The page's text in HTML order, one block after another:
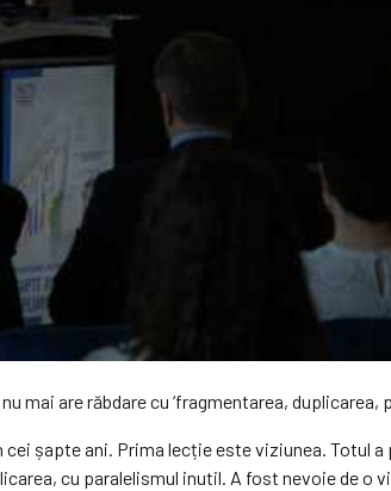
are răbdare cu ‘fragmentarea, duplicarea,
șapte ani. Prima lecție este viziunea. Totul a
cu paralelismul inutil. A fost nevoie de o